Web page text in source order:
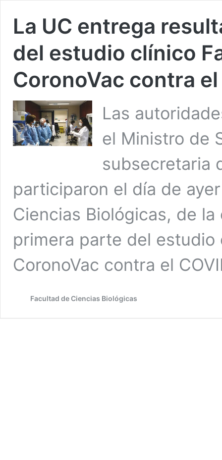
La UC entrega
del estudio clínico
CoronoVac contra
Las
el Ministro de
subsecretaria
participaron el día de
Ciencias Biológicas, de
primera parte del estudio
CoronoVac contra el
Facultad de Ciencias Biológicas